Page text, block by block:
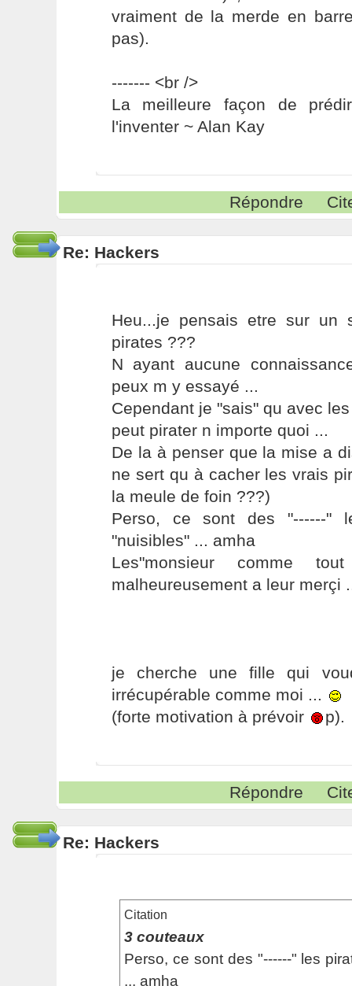
vraiment de la merde en
pas).
------- <br />
La meilleure façon de
l'inventer ~ Alan Kay
Répondre
Re: Hackers
Heu...je pensais etre sur un
pirates ???
N ayant aucune
peux m y essayé ...
Cependant je "sais" qu avec
peut pirater n importe quoi ...
De la à penser que la mise a
ne sert qu à cacher les vrais
la meule de foin ???)
Perso, ce sont des "------"
"nuisibles" ... amha
Les"monsieur comme
malheureusement a leur merçi
je cherche une fille qui
irrécupérable comme moi ...
(forte motivation à prévoir
p).
Répondre
Re: Hackers
Citation
3 couteaux
Perso, ce sont des "------" les
... amha